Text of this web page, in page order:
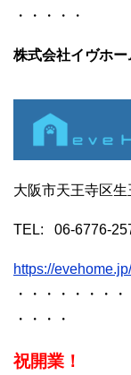
・・・・・
株式会社イヴホー
大阪市天王寺区
TEL: 06-6776-
https://evehome.jp/
・・・・・・・
・・・・
祝開業！